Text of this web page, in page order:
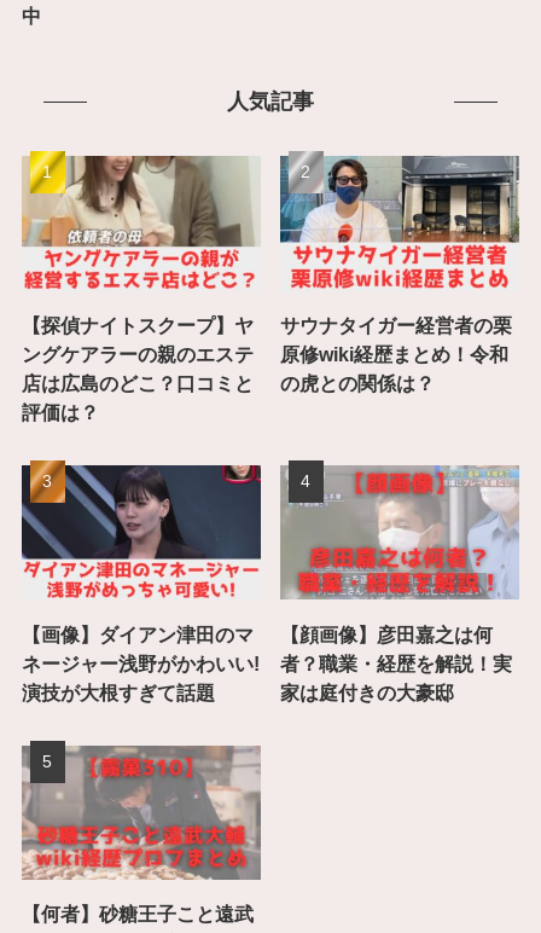
中
人気記事
【探偵ナイトスクープ】ヤ
ングケアラーの親のエステ
店は広島のどこ？口コミと
評価は？
サウナタイガー経営者の栗
原修wiki経歴まとめ！令和
の虎との関係は？
【画像】ダイアン津田のマ
ネージャー浅野がかわいい!
演技が大根すぎて話題
【顔画像】彦田嘉之は何
者？職業・経歴を解説！実
家は庭付きの大豪邸
【何者】砂糖王子こと遠武